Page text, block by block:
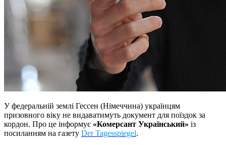
У федеральній землі Гессен (Німеччина) українцям
призовного віку не видаватимуть документ для поїздок за
кордон. Про це інформує «Комерсант Український» із
посиланням на газету Der Tagesspiegel.